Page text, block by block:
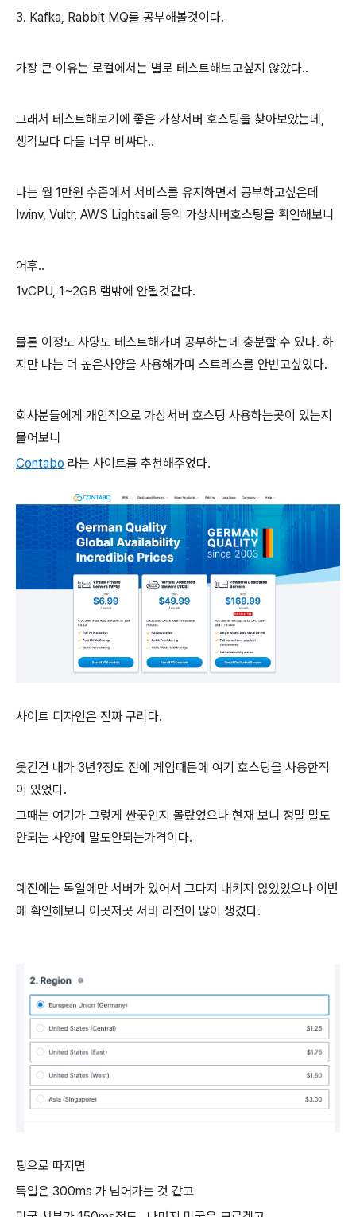
3. Kafka, Rabbit MQ를 공부해볼것이다.
가장 큰 이유는 로컬에서는 별로 테스트해보고싶지 않았다..
그래서 테스트해보기에 좋은 가상서버 호스팅을 찾아보았는데,
생각보다 다들 너무 비싸다..
나는 월 1만원 수준에서 서비스를 유지하면서 공부하고싶은데
Iwinv, Vultr, AWS Lightsail 등의 가상서버호스팅을 확인해보니
어후..
1vCPU, 1~2GB 램밖에 안될것같다.
물론 이정도 사양도 테스트해가며 공부하는데 충분할 수 있다. 하
지만 나는 더 높은사양을 사용해가며 스트레스를 안받고싶었다.
회사분들에게 개인적으로 가상서버 호스팅 사용하는곳이 있는지
물어보니
Contabo 라는 사이트를 추천해주었다.
사이트 디자인은 진짜 구리다.
웃긴건 내가 3년?정도 전에 게임때문에 여기 호스팅을 사용한적
이 있었다.
그때는 여기가 그렇게 싼곳인지 몰랐었으나 현재 보니 정말 말도
안되는 사양에 말도안되는가격이다.
예전에는 독일에만 서버가 있어서 그다지 내키지 않았었으나 이번
에 확인해보니 이곳저곳 서버 리전이 많이 생겼다.
핑으로 따지면
독일은 300ms 가 넘어가는 것 같고